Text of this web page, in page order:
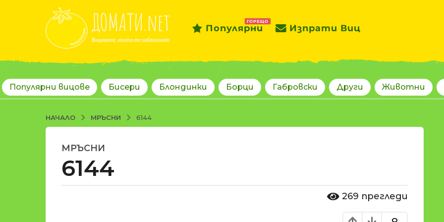
Популярни
ГОРЕЩО
Изпрати Виц
Популярни вицове Бисери Блондинки Борци Габровски Други Животни
НАЧАЛО МРЪСНИ 6144
1
8
г
МРЪСНИ
6144
269 прегледи